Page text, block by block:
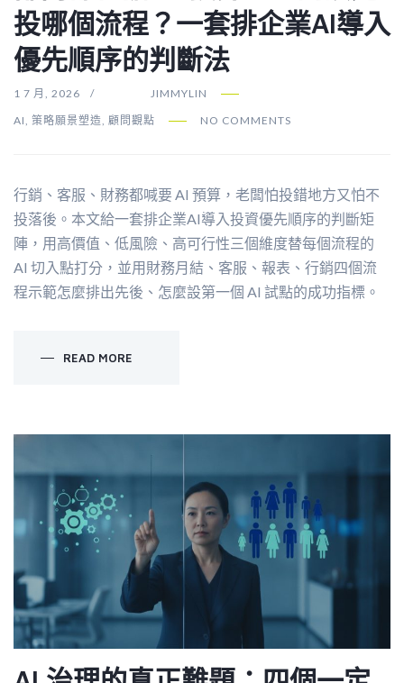
投哪個流程？一套排企業AI導入
優先順序的判斷法
1 7 月, 2026
JIMMYLIN
AI 策略願景塑造 顧問觀點 NO COMMENTS
行銷、客服、財務都喊要 AI 預算，老闆怕投錯地方又怕不
投落後。本文給一套排企業AI導入投資優先順序的判斷矩
陣，用高價值、低風險、高可行性三個維度替每個流程的
AI 切入點打分，並用財務月結、客服、報表、行銷四個流
程示範怎麼排出先後、怎麼設第一個 AI 試點的成功指標。
READ MORE